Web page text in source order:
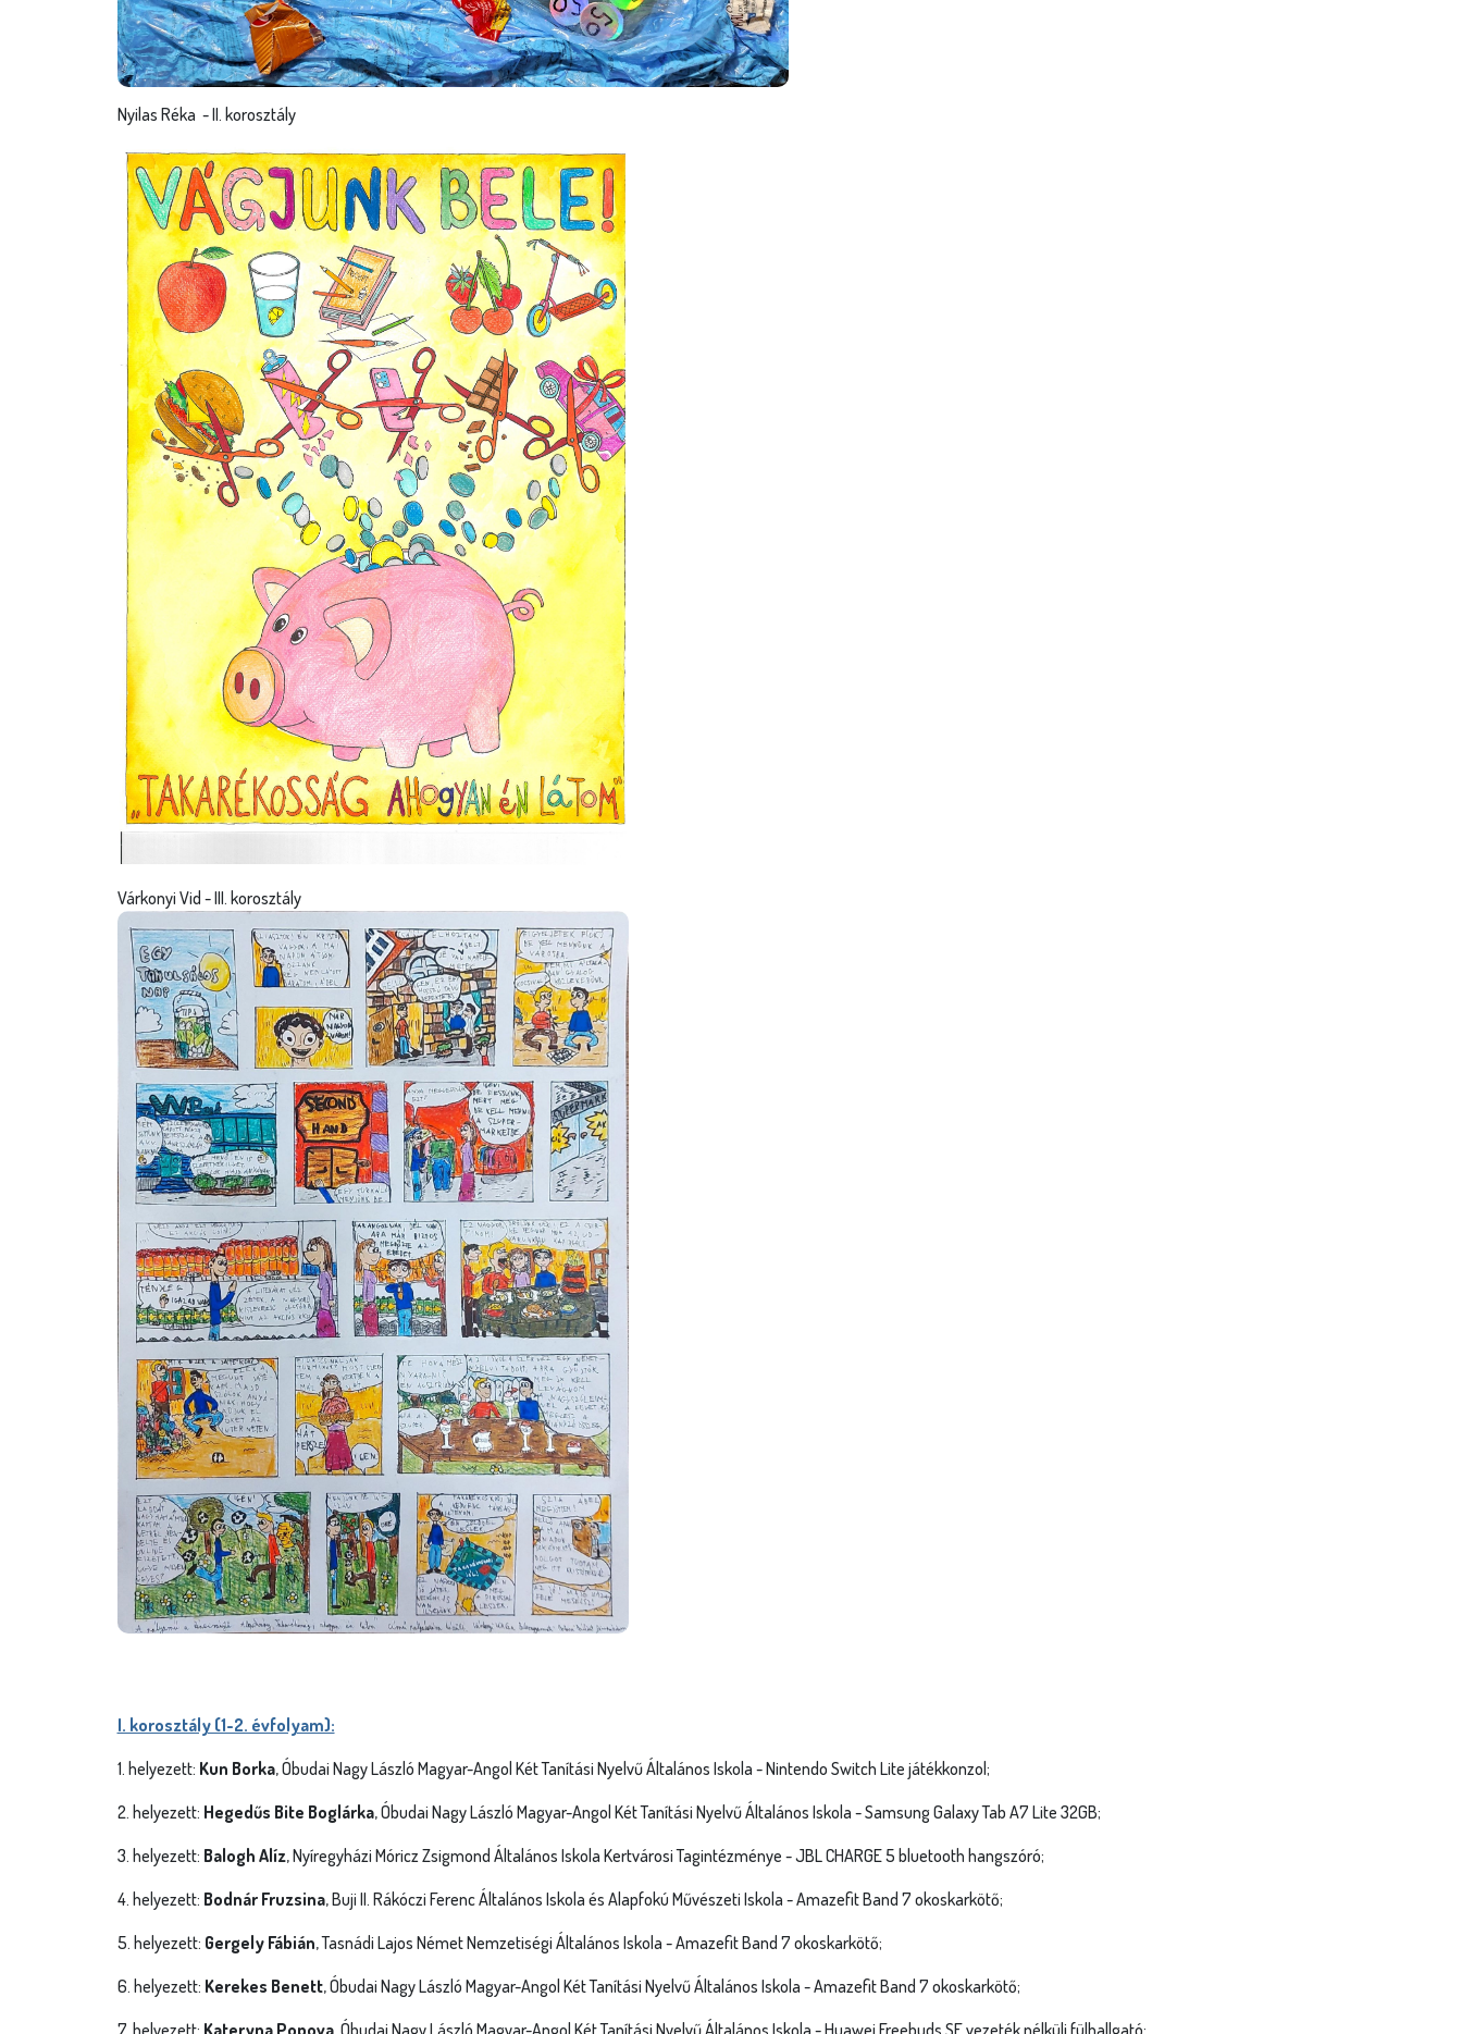
Nyilas Réka - II. korosztály
Várkonyi Vid - III. korosztály
I. korosztály (1-2. évfolyam):
1. helyezett: Kun Borka, Óbudai Nagy László Magyar-Angol Két Tanítási Nyelvű Általános Iskola - Nintendo Switch Lite játékkonzol;
2. helyezett: Hegedűs Bite Boglárka, Óbudai Nagy László Magyar-Angol Két Tanítási Nyelvű Általános Iskola - Samsung Galaxy Tab A7 Lite 32GB;
3. helyezett: Balogh Alíz, Nyíregyházi Móricz Zsigmond Általános Iskola Kertvárosi Tagintézménye - JBL CHARGE 5 bluetooth hangszóró;
4. helyezett: Bodnár Fruzsina, Buji II. Rákóczi Ferenc Általános Iskola és Alapfokú Művészeti Iskola - Amazefit Band 7 okoskarkötő;
5. helyezett: Gergely Fábián, Tasnádi Lajos Német Nemzetiségi Általános Iskola - Amazefit Band 7 okoskarkötő;
6. helyezett: Kerekes Benett, Óbudai Nagy László Magyar-Angol Két Tanítási Nyelvű Általános Iskola - Amazefit Band 7 okoskarkötő;